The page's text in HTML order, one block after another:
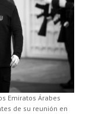
Emiratos Árabes
de su reunión en